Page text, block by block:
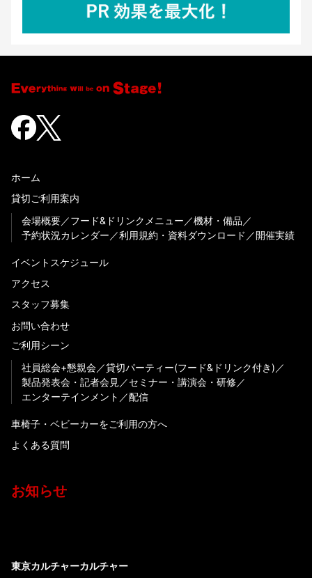
ホーム
貸切ご利用案内
会場概要
フード&ドリンクメニュー
機材・備品
予約状況カレンダー
利用規約・資料ダウンロード 開催実績
イベントスケジュール
アクセス
スタッフ募集
お問い合わせ
ご利用シーン
社員総会+懇親会
貸切パーティー(フード&ドリンク付き)
製品発表会・記者会見
セミナー・講演会・研修
エンターテインメント
配信
車椅子・ベビーカーをご利用の方へ
よくある質問
お知らせ
東京カルチャーカルチャー